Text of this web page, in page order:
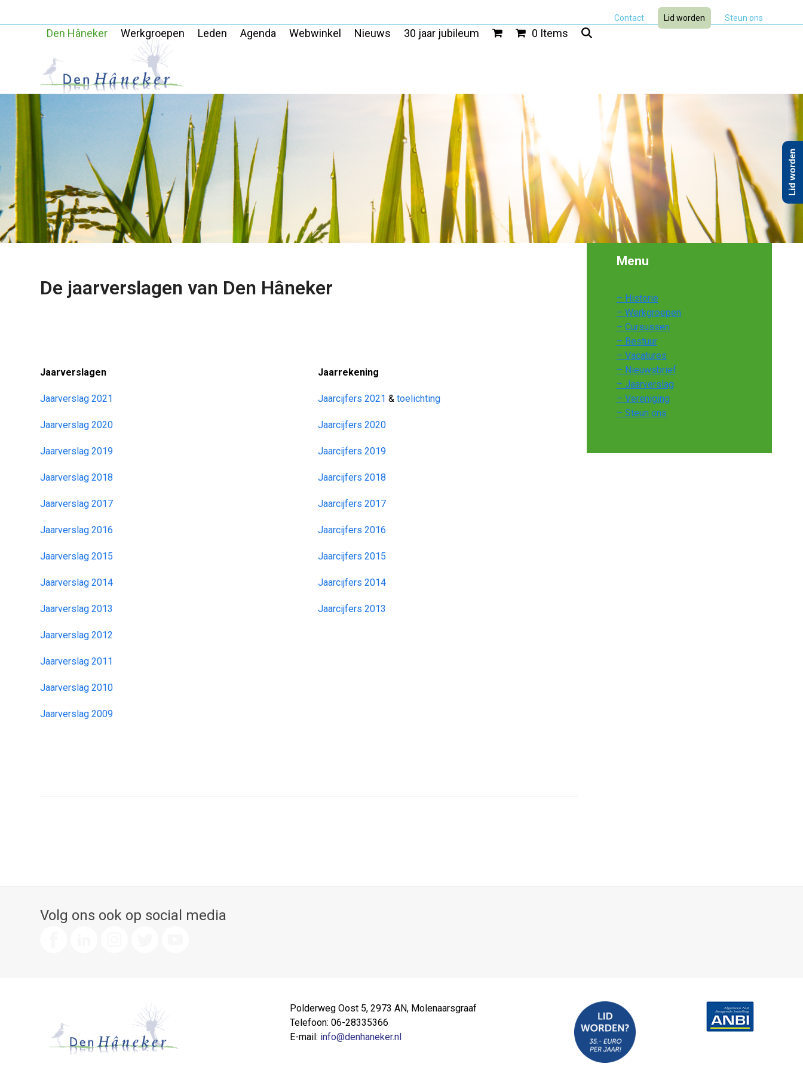
Contact Lid worden Steun ons
Den Hâneker Werkgroepen Leden Agenda Webwinkel Nieuws 30 jaar jubileum 0 Items
De jaarverslagen van Den Hâneker
Jaarverslagen
Jaarverslag 2021
Jaarverslag 2020
Jaarverslag 2019
Jaarverslag 2018
Jaarverslag 2017
Jaarverslag 2016
Jaarverslag 2015
Jaarverslag 2014
Jaarverslag 2013
Jaarverslag 2012
Jaarverslag 2011
Jaarverslag 2010
Jaarverslag 2009
Jaarrekening
Jaarcijfers 2021 &toelichting
Jaarcijfers 2020
Jaarcijfers 2019
Jaarcijfers 2018
Jaarcijfers 2017
Jaarcijfers 2016
Jaarcijfers 2015
Jaarcijfers 2014
Jaarcijfers 2013
Menu
– Historie
– Werkgroepen
– Cursussen
– Bestuur
– Vacatures
– Nieuwsbrief
– Jaarverslag
– Vereniging
– Steun ons
Volg ons ook op social media
Polderweg Oost 5, 2973 AN, Molenaarsgraaf
Telefoon: 06-28335366
E-mail: info@denhaneker.nl
Lid worden